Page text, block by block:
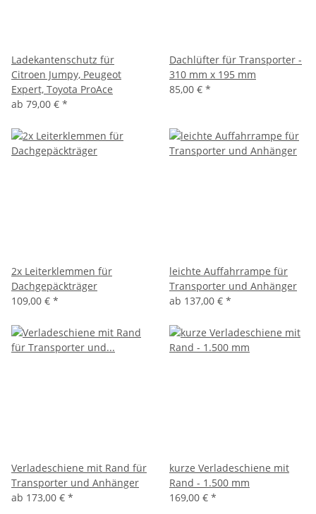
Ladekantenschutz für
Citroen Jumpy, Peugeot
Expert, Toyota ProAce
ab 79,00 € *
Dachlüfter für Transporter -
310 mm x 195 mm
85,00 € *
2x Leiterklemmen für
Dachgepäckträger
109,00 € *
leichte Auffahrrampe für
Transporter und Anhänger
ab 137,00 € *
Verladeschiene mit Rand für
Transporter und Anhänger
ab 173,00 € *
kurze Verladeschiene mit
Rand - 1.500 mm
169,00 € *